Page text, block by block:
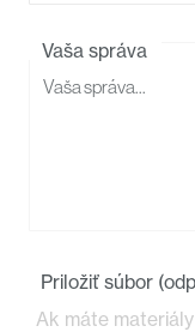
Vaša správa
Priložiť súbor
Ak máte